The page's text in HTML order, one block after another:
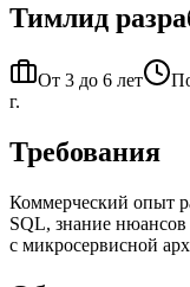
Тимлид
От 3 до 6 лет
г.
Требования
Коммерческий опыт
SQL, знание
с микросервисной